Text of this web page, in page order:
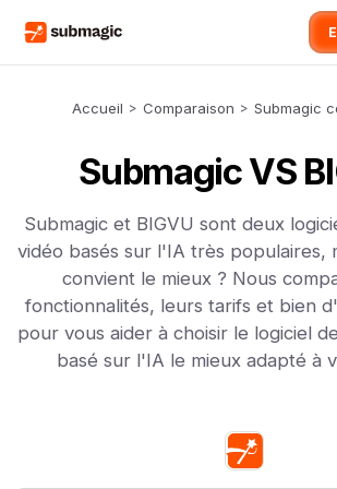
Accueil > Comparaison > Submagic
Submagic VS
Submagic et BIGVU sont deux
vidéo basés sur l'IA très populaires,
convient le mieux ? Nous
fonctionnalités, leurs tarifs et bien
pour vous aider à choisir le logiciel
basé sur l'IA le mieux adapté à